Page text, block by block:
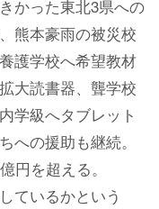
かった東北3県への
熊本豪雨の被災校
護学校へ希望教材
大読書器、聾学校
学級へタブレット
への援助も継続。
円を超える。
ているかという